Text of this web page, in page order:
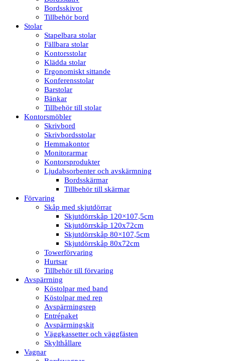
Bordsskivor
Tillbehör bord
Stolar
Stapelbara stolar
Fällbara stolar
Kontorsstolar
Klädda stolar
Ergonomiskt sittande
Konferensstolar
Barstolar
Bänkar
Tillbehör till stolar
Kontorsmöbler
Skrivbord
Skrivbordsstolar
Hemmakontor
Monitorarmar
Kontorsprodukter
Ljudabsorbenter och avskärmning
Bordsskärmar
Tillbehör till skärmar
Förvaring
Skåp med skjutdörrar
Skjutdörrskåp 120×107,5cm
Skjutdörrskåp 120x72cm
Skjutdörrskåp 80×107,5cm
Skjutdörrskåp 80x72cm
Towerförvaring
Hurtsar
Tillbehör till förvaring
Avspärrning
Köstolpar med band
Köstolpar med rep
Avspärrningsrep
Entrépaket
Avspärrningskit
Väggkassetter och väggfästen
Skylthållare
Vagnar